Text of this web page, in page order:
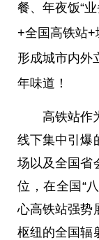
餐、年夜饭“
+全国高铁站+
形成城市内外
年味道！
高铁站作
线下集中引爆
场以及全国省
位，在全国“
心高铁站强势
枢纽的全国辐